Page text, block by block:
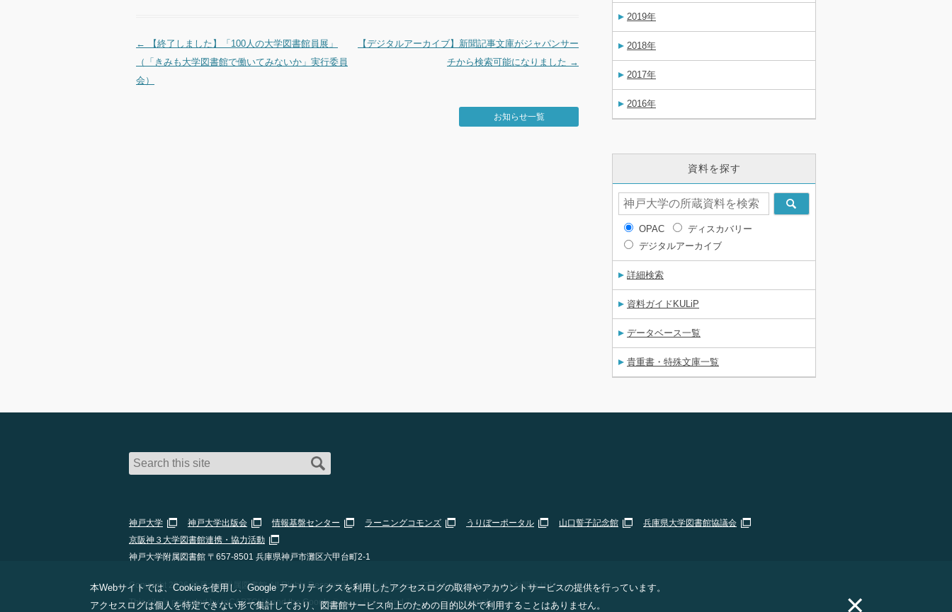
投稿ナビゲーション
←
【終了しました】「100人の大学図書館員展」
（「きみも大学図書館で働いてみないか」実行委員
会）
【デジタルアーカイブ】新聞記事文庫がジャパンサー
チから検索可能になりました →
お知らせ一覧
2019年
2018年
2017年
2016年
資料を探す
OPAC
ディスカバリー
デジタルアーカイブ
詳細検索
資料ガイドKULiP
データベース一覧
貴重書・特殊文庫一覧
神戸大学 神戸大学出版会 情報基盤センター ラーニングコモンズ うりぼーポータル 山口誓子記念館
兵庫県大学図書館協議会
京阪神３大学図書館連携・協力活動
神戸大学附属図書館 〒657-8501 兵庫県神戸市灘区六甲台町2-1
Copyright 2026 神戸大学附属図書館 All Rights Reserved. |サイトポリシー・プライバシーポリシー| お問合せ |Staff Only
This site is protected by reCAPTCHA and the GooglePrivacy PolicyandTerms of Serviceapply.
本Webサイトでは、Cookieを使用し、Google アナリティクスを利用したアクセスログの取得やアカウントサービスの提供を行っています。
アクセスログは個人を特定できない形で集計しており、図書館サービス向上のための目的以外で利用することはありません。